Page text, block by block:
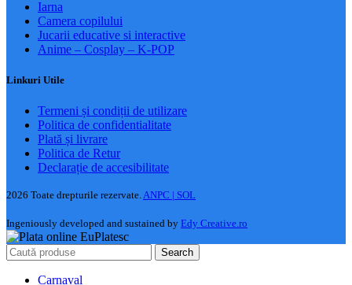
Iarna
Camera copilului
Jucarii educative si interactive
Anime – Cosplay – K‑POP
Linkuri Utile
Termeni și condiții de utilizare
Politica de confidentialitate
Plată și livrare
Politica de Retur
Declarație de accesibilitate
2026 Toate drepturile rezervate.ANPC | SOL
Ingeniously developed and sustained by Edy Creative.ro
Search
Carnaval